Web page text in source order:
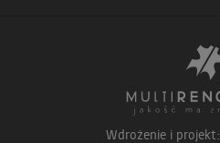
Wdrożenie i projekt: